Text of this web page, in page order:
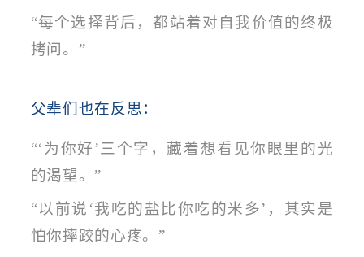
“每个选择背后，都站着对自我价值的终极
拷问。 ”
父辈们也在反思：
“‘为你好’三个字，藏着想看见你眼里的光
的渴望。 ”
“以前说 ‘我吃的盐比你吃的米多’ ，其实是
怕你摔跤的心疼。 ”